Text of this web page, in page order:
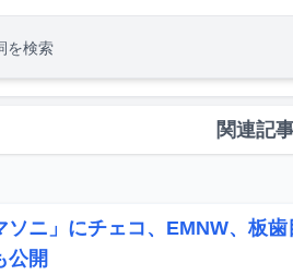
を検索
関連記
ソニ」にチェコ、EMNW、
公開